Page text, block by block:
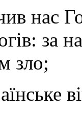
нас
за
зло;